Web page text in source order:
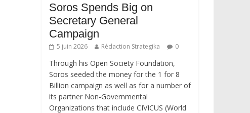
Soros Spends Big on
Secretary General
Campaign
5 juin 2026 Rédaction Strategika 0
Through his Open Society Foundation,
Soros seeded the money for the 1 for 8
Billion campaign as well as for a number of
its partner Non-Governmental
Organizations that include CIVICUS (World